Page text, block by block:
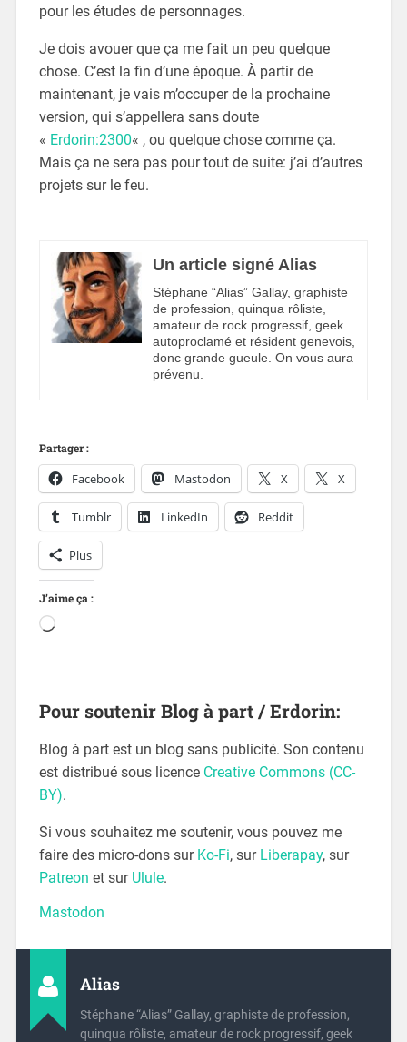
pour les études de personnages.
Je dois avouer que ça me fait un peu quelque
chose. C’est la fin d’une époque. À partir de
maintenant, je vais m’occuper de la prochaine
version, qui s’appellera sans doute
« Erdorin:2300« , ou quelque chose comme ça.
Mais ça ne sera pas pour tout de suite: j’ai d’autres
projets sur le feu.
Un article signé Alias
Stéphane “Alias” Gallay, graphiste
de profession, quinqua rôliste,
amateur de rock progressif, geek
autoproclamé et résident genevois,
donc grande gueule. On vous aura
prévenu.
Partager :
Facebook Mastodon X X
Tumblr LinkedIn Reddit
Plus
J’aime ça :
Pour soutenir Blog à part / Erdorin:
Blog à part est un blog sans publicité. Son contenu
est distribué sous licence Creative Commons (CC-
BY).
Si vous souhaitez me soutenir, vous pouvez me
faire des micro-dons sur Ko-Fi, sur Liberapay, sur
Patreon et sur Ulule.
Mastodon
Alias
Stéphane “Alias” Gallay, graphiste de profession,
quinqua rôliste, amateur de rock progressif, geek